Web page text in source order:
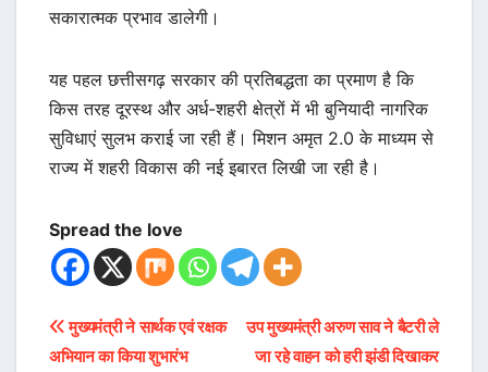
सकारात्मक प्रभाव डालेगी।
यह पहल छत्तीसगढ़ सरकार की प्रतिबद्धता का प्रमाण है कि
किस तरह दूरस्थ और अर्ध-शहरी क्षेत्रों में भी बुनियादी नागरिक
सुविधाएं सुलभ कराई जा रही हैं। मिशन अमृत 2.0 के माध्यम से
राज्य में शहरी विकास की नई इबारत लिखी जा रही है।
Spread the love
Post
उप मुख्यमंत्री अरुण साव ने बैटरी ले
जा रहे वाहन को हरी झंडी दिखाकर
मुख्यमंत्री ने सार्थक एवं रक्षक
अभियान का किया शुभारंभ